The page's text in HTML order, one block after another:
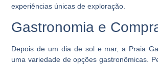
experiências únicas de exploração.
Gastronomia e
Depois de um dia de sol e mar, a Praia
uma variedade de opções gastronômicas.